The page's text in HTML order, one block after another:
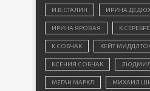
И.В.СТАЛИН ИРИНА
ИРИНА ЯРОВАЯ
К.СОБЧАК КЕЙТ
КСЕНИЯ СОБЧАК
МЕГАН МАРКЛ МИХАИЛ